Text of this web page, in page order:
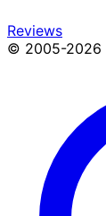
Reviews
© 2005-2026